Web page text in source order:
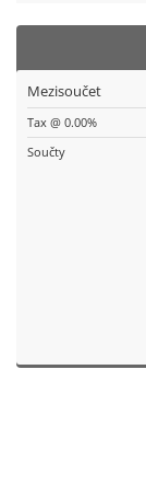
Mezisoučet
Tax @ 0.00%
Součty